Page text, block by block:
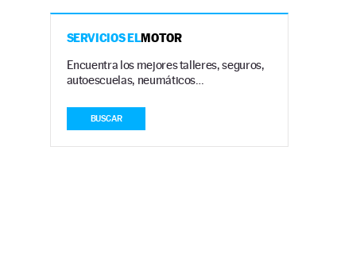
SERVICIOS ELMOTOR
Encuentra los mejores talleres, seguros,
autoescuelas, neumáticos…
BUSCAR